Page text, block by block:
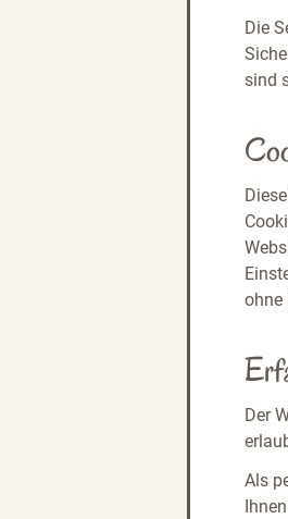
Die
sind
ohne
Der
Als